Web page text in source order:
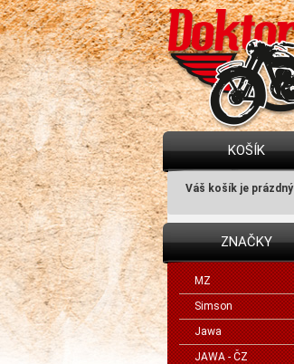
KOŠÍK
Váš košík je prázdný
ZNAČKY
MZ
Simson
Jawa
JAWA - ČZ